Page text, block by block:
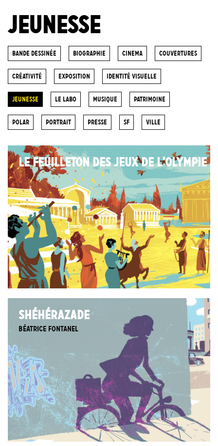
JEUNESSE
Bande dessinée biographie cinema Couvertures
Créativité Exposition Identité visuelle
Jeunesse Le labo Musique Patrimoine
POLAR portrait Presse SF ville
LE FEUILLETON DES JEUX DE L’OLYMPIE
SHÉHÉRAZADE
Béatrice Fontanel